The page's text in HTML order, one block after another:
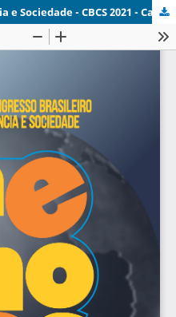
2º Congresso Brasileiro Ciência e Sociedade - CBCS 2021 - Capítulo 04.pdf